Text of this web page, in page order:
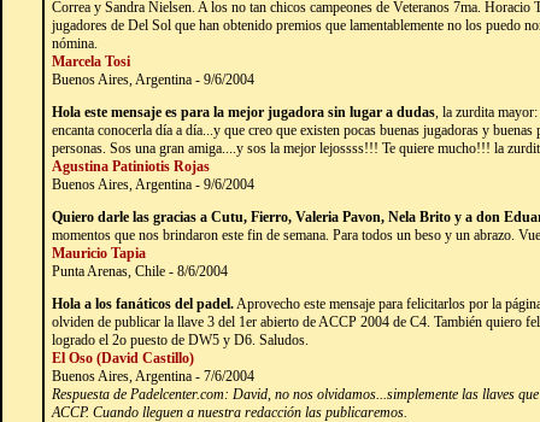
Correa y Sandra Nielsen. A los no tan chicos campeones de Veteranos 7ma.
jugadores de Del Sol que han obtenido premios que lamentablemente no los puedo
nómina.
Marcela Tosi
Buenos Aires, Argentina - 9/6/2004
Hola este mensaje es para la mejor jugadora sin lugar a dudas, la zurdita
encanta conocerla día a día...y que creo que existen pocas buenas jugadoras y
personas. Sos una gran amiga....y sos la mejor lejossss!!! Te quiere mucho!!! la
Agustina Patiniotis Rojas
Buenos Aires, Argentina - 9/6/2004
Quiero darle las gracias a Cutu, Fierro, Valeria Pavon, Nela Brito y a don
momentos que nos brindaron este fin de semana. Para todos un beso y un abrazo.
Mauricio Tapia
Punta Arenas, Chile - 8/6/2004
Hola a los fanáticos del padel.Aprovecho este mensaje para felicitarlos por la
olviden de publicar la llave 3 del 1er abierto de ACCP 2004 de C4. También quiero
logrado el 2o puesto de DW5 y D6. Saludos.
El Oso (David Castillo)
Buenos Aires, Argentina - 7/6/2004
Respuesta de Padelcenter.com: David, no nos olvidamos...simplemente las llaves
ACCP. Cuando lleguen a nuestra redacción las publicaremos.